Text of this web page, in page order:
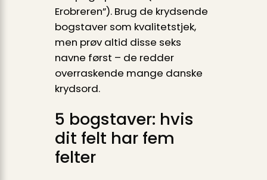
Erobreren”). Brug de krydsende
bogstaver som kvalitetstjek,
men prøv altid disse seks
navne først – de redder
overraskende mange danske
krydsord.
5 bogstaver: hvis
dit felt har fem
felter